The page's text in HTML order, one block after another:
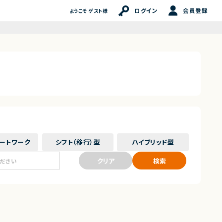
ようこそ ゲスト様 ログイン 会員登録
トワーク シフト（移行） 型 ハイブリッド型
クリア
検索